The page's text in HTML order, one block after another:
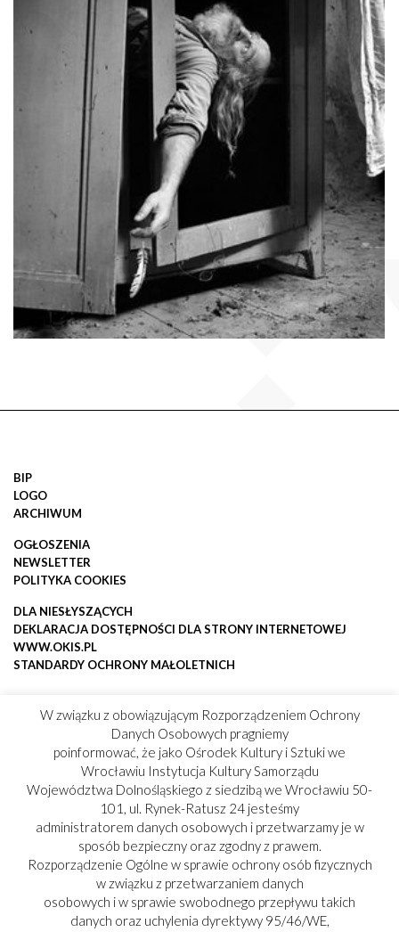
BIP
LOGO
ARCHIWUM
OGŁOSZENIA
NEWSLETTER
POLITYKA COOKIES
DLA NIESŁYSZĄCYCH
DEKLARACJA DOSTĘPNOŚCI DLA STRONY INTERNETOWEJ
WWW.OKIS.PL
STANDARDY OCHRONY MAŁOLETNICH
W związku z obowiązującym Rozporządzeniem Ochrony
Danych Osobowych pragniemy
poinformować, że jako Ośrodek Kultury i Sztuki we
Wrocławiu Instytucja Kultury Samorządu
Województwa Dolnośląskiego z siedzibą we Wrocławiu 50-
101, ul. Rynek-Ratusz 24 jesteśmy
administratorem danych osobowych i przetwarzamy je w
sposób bezpieczny oraz zgodny z prawem.
Rozporządzenie Ogólne w sprawie ochrony osób fizycznych
w związku z przetwarzaniem danych
osobowych i w sprawie swobodnego przepływu takich
danych oraz uchylenia dyrektywy 95/46/WE,